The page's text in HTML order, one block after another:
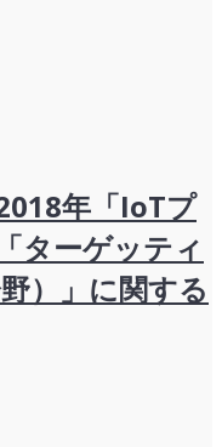
年「IoTプ
ターゲッティ
）」に関する